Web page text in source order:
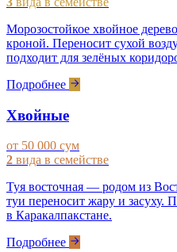
Морозостойкое хвойное
кроной. Переносит сухой
подходит для зелёных
Подробнее
Хвойные
от 50 000 сум
2 вида в семействе
Туя восточная — родом из
туи переносит жару и засуху.
в Каракалпакстане.
Подробнее